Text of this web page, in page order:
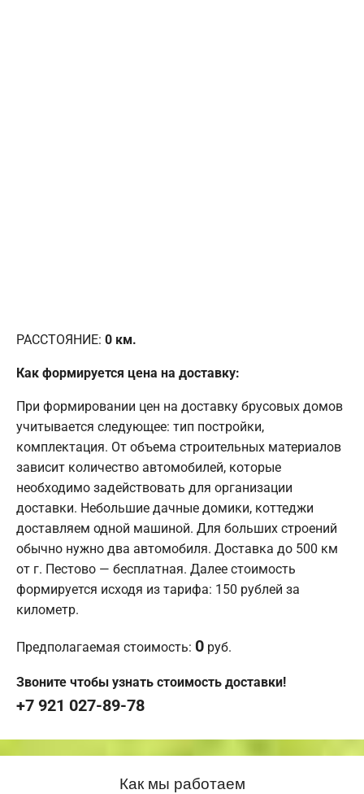
РАССТОЯНИЕ: 0 км.
Как формируется цена на доставку:
При формировании цен на доставку брусовых домов
учитывается следующее: тип постройки,
комплектация. От объема строительных материалов
зависит количество автомобилей, которые
необходимо задействовать для организации
доставки. Небольшие дачные домики, коттеджи
доставляем одной машиной. Для больших строений
обычно нужно два автомобиля. Доставка до 500 км
от г. Пестово — бесплатная. Далее стоимость
формируется исходя из тарифа: 150 рублей за
километр.
Предполагаемая стоимость: 0 руб.
Звоните чтобы узнать стоимость доставки!
+7 921 027-89-78
Как мы работаем